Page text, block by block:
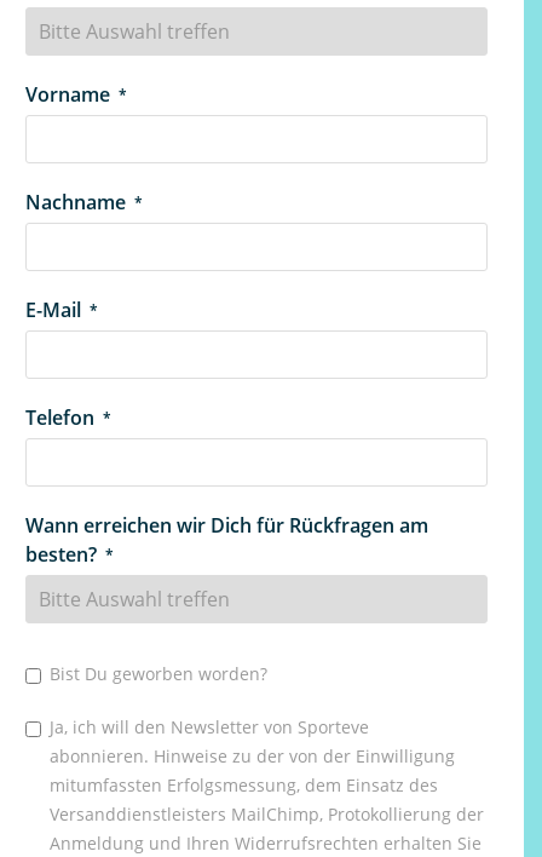
Vorname *
Nachname *
E-Mail *
Telefon *
Wann erreichen wir Dich für Rückfragen am
besten? *
Bist Du geworben worden?
Ja, ich will den Newsletter von Sporteve
abonnieren. Hinweise zu der von der Einwilligung
mitumfassten Erfolgsmessung, dem Einsatz des
Versanddienstleisters MailChimp, Protokollierung der
Anmeldung und Ihren Widerrufsrechten erhalten Sie